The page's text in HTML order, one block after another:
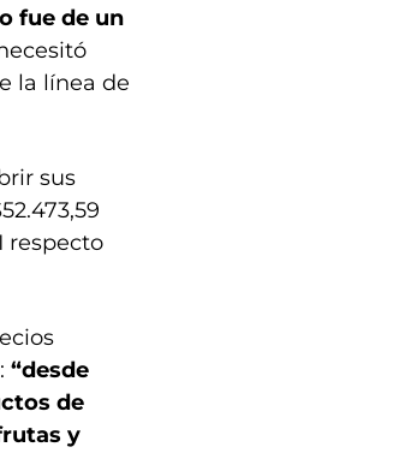
fue de un
la línea de
sus
respecto
“desde
de
y